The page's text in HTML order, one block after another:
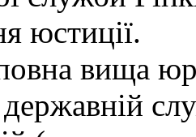
юстиції.
вища